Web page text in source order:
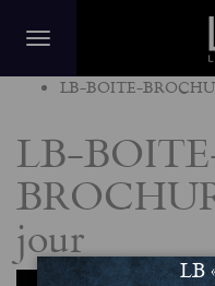
LB-BOITE-
LB-
jour
LB